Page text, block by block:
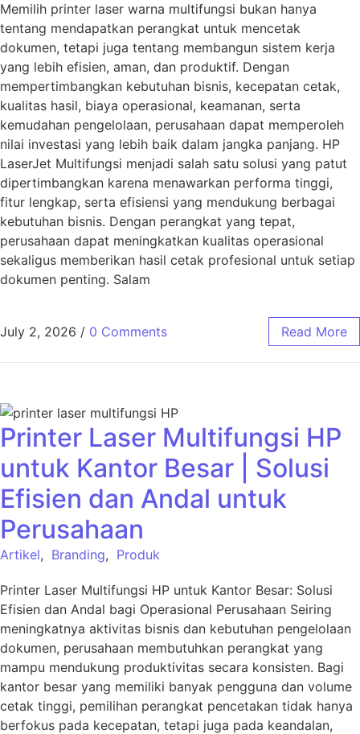
Memilih printer laser warna multifungsi bukan hanya
tentang mendapatkan perangkat untuk mencetak
dokumen, tetapi juga tentang membangun sistem kerja
yang lebih efisien, aman, dan produktif. Dengan
mempertimbangkan kebutuhan bisnis, kecepatan cetak,
kualitas hasil, biaya operasional, keamanan, serta
kemudahan pengelolaan, perusahaan dapat memperoleh
nilai investasi yang lebih baik dalam jangka panjang. HP
LaserJet Multifungsi menjadi salah satu solusi yang patut
dipertimbangkan karena menawarkan performa tinggi,
fitur lengkap, serta efisiensi yang mendukung berbagai
kebutuhan bisnis. Dengan perangkat yang tepat,
perusahaan dapat meningkatkan kualitas operasional
sekaligus memberikan hasil cetak profesional untuk setiap
dokumen penting. Salam
July 2, 2026 / 0 Comments Read More
Printer Laser Multifungsi HP
untuk Kantor Besar | Solusi
Efisien dan Andal untuk
Perusahaan
Artikel, Branding, Produk
Printer Laser Multifungsi HP untuk Kantor Besar: Solusi
Efisien dan Andal bagi Operasional Perusahaan Seiring
meningkatnya aktivitas bisnis dan kebutuhan pengelolaan
dokumen, perusahaan membutuhkan perangkat yang
mampu mendukung produktivitas secara konsisten. Bagi
kantor besar yang memiliki banyak pengguna dan volume
cetak tinggi, pemilihan perangkat pencetakan tidak hanya
berfokus pada kecepatan, tetapi juga pada keandalan,